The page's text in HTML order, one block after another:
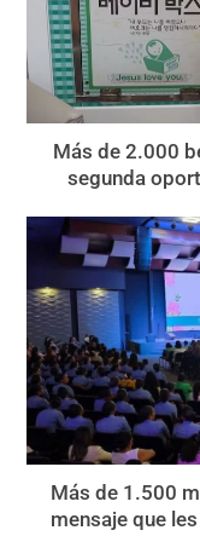
Más de 2.000
segunda
Más de 1.500
mensaje que